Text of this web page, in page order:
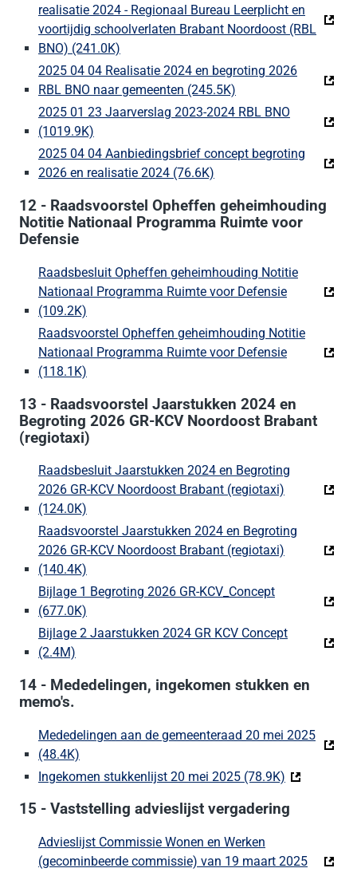
realisatie 2024 - Regionaal Bureau Leerplicht en
voortijdig schoolverlaten Brabant Noordoost (RBL
BNO) (241.0K)
2025 04 04 Realisatie 2024 en begroting 2026
RBL BNO naar gemeenten (245.5K) (Deze link gaat naar
2025 01 23 Jaarverslag 2023-2024 RBL BNO
(1019.9K)
2025 04 04 Aanbiedingsbrief concept begroting
2026 en realisatie 2024 (76.6K) (Deze link gaat naar
12 - Raadsvoorstel Opheffen geheimhouding
Notitie Nationaal Programma Ruimte voor
Defensie
Raadsbesluit Opheffen geheimhouding Notitie
Nationaal Programma Ruimte voor Defensie
(109.2K)
Raadsvoorstel Opheffen geheimhouding Notitie
Nationaal Programma Ruimte voor Defensie
(118.1K)
13 - Raadsvoorstel Jaarstukken 2024 en
Begroting 2026 GR-KCV Noordoost Brabant
(regiotaxi)
Raadsbesluit Jaarstukken 2024 en Begroting
2026 GR-KCV Noordoost Brabant (regiotaxi)
(124.0K)
Raadsvoorstel Jaarstukken 2024 en Begroting
2026 GR-KCV Noordoost Brabant (regiotaxi)
(140.4K)
Bijlage 1 Begroting 2026 GR-KCV_Concept
(677.0K)
Bijlage 2 Jaarstukken 2024 GR KCV Concept
(2.4M)
14 - Mededelingen, ingekomen stukken en
memo's.
Mededelingen aan de gemeenteraad 20 mei 2025
(48.4K)
Ingekomen stukkenlijst 20 mei 2025 (78.9K) (Deze link
15 - Vaststelling advieslijst vergadering
Advieslijst Commissie Wonen en Werken
(gecominbeerde commissie) van 19 maart 2025